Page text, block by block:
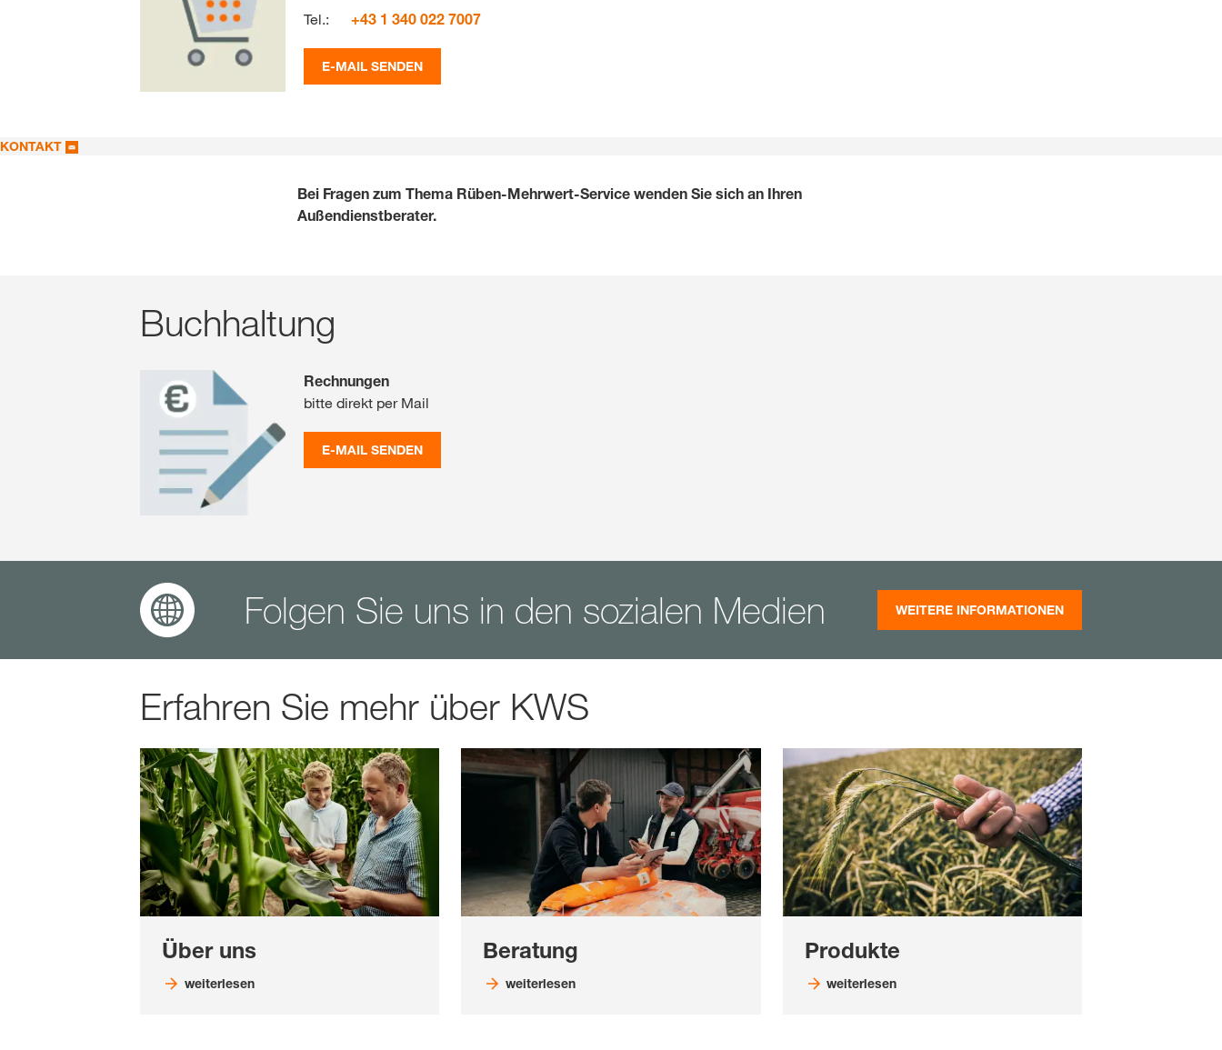
Tel.: +43 1 340 022 7007
E-MAIL SENDEN
KONTAKT
Bei Fragen zum Thema Rüben-Mehrwert-Service wenden Sie sich an Ihren
Außendienstberater.
Buchhaltung
Rechnungen
bitte direkt per Mail
E-MAIL SENDEN
Folgen Sie uns in den sozialen Medien WEITERE INFORMATIONEN
Erfahren Sie mehr über KWS
Über uns
weiterlesen
Beratung
weiterlesen
Produkte
weiterlesen